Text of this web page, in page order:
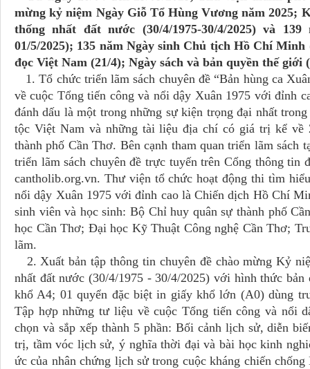
mừng kỷ niệm Ngày Giỗ Tổ Hùng Vương năm 2025;
thống nhất đất nước (30/4/1975-30/4/2025) và
01/5/2025); 135 năm Ngày sinh Chủ tịch Hồ Chí Minh
đọc Việt Nam (21/4); Ngày sách và bản quyền thế giới
1. Tổ chức triển lãm sách chuyên đề “Bản hùng ca
về cuộc Tổng tiến công và nổi dậy Xuân 1975 với đỉnh
đánh dấu là một trong những sự kiện trọng đại nhất
tộc Việt Nam và những tài liệu địa chí có giá trị kể về
thành phố Cần Thơ. Bên cạnh tham quan triển lãm sách
triển lãm sách chuyên đề trực tuyến trên Cổng thông
cantholib.org.vn. Thư viện tổ chức hoạt động thi tìm
nổi dậy Xuân 1975 với đỉnh cao là Chiến dịch Hồ Chí
sinh viên và học sinh: Bộ Chỉ huy quân sự thành phố
học Cần Thơ; Đại học Kỹ Thuật Công nghệ Cần Thơ;
lãm.
2. Xuất bản tập thông tin chuyên đề chào mừng Kỷ
nhất đất nước (30/4/1975 - 30/4/2025) với hình thức
khổ A4; 01 quyển đặc biệt in giấy khổ lớn (A0) dùng
Tập hợp những tư liệu về cuộc Tổng tiến công và nổi
chọn và sắp xếp thành 5 phần: Bối cảnh lịch sử, diễn
trị, tầm vóc lịch sử, ý nghĩa thời đại và bài học kinh
ức của nhân chứng lịch sử trong cuộc kháng chiến